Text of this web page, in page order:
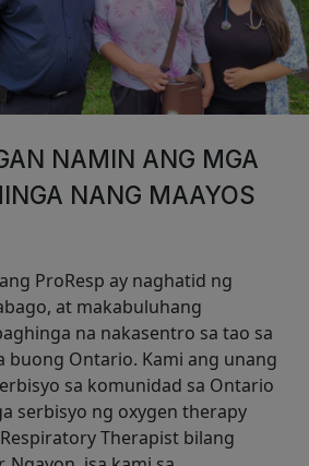
NAMIN ANG MGA
NANG MAAYOS
ProResp ay naghatid ng
at makabuluhang
na nakasentro sa tao sa
buong Ontario. Kami ang unang
sa komunidad sa Ontario
serbisyo ng oxygen therapy
Therapist bilang